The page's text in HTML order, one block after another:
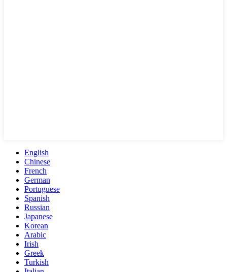
English
Chinese
French
German
Portuguese
Spanish
Russian
Japanese
Korean
Arabic
Irish
Greek
Turkish